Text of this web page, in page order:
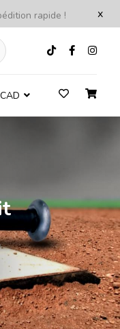
x
rapide !
CAD